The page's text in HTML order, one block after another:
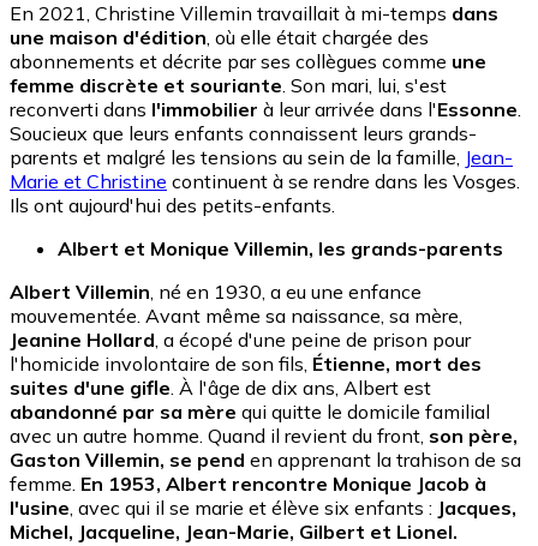
En 2021, Christine Villemin travaillait à mi-temps dans
une maison d'édition, où elle était chargée des
abonnements et décrite par ses collègues comme une
femme discrète et souriante. Son mari, lui, s'est
reconverti dans l'immobilier à leur arrivée dans l'Essonne.
Soucieux que leurs enfants connaissent leurs grands-
parents et malgré les tensions au sein de la famille, Jean-
Marie et Christine continuent à se rendre dans les Vosges.
Ils ont aujourd'hui des petits-enfants.
Albert et Monique Villemin, les grands-parents
Albert Villemin, né en 1930, a eu une enfance
mouvementée. Avant même sa naissance, sa mère,
Jeanine Hollard, a écopé d'une peine de prison pour
l'homicide involontaire de son fils, Étienne, mort des
suites d'une gifle. À l'âge de dix ans, Albert est
abandonné par sa mère qui quitte le domicile familial
avec un autre homme. Quand il revient du front, son père,
Gaston Villemin, se pend en apprenant la trahison de sa
femme. En 1953, Albert rencontre Monique Jacob à
l'usine, avec qui il se marie et élève six enfants : Jacques,
Michel, Jacqueline, Jean-Marie, Gilbert et Lionel.